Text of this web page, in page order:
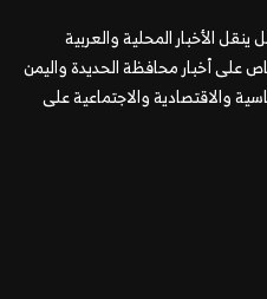
الأخبار المحلية والعربية
على أخبار محافظة الحديدة واليمن
والاقتصادية والاجتماعية على